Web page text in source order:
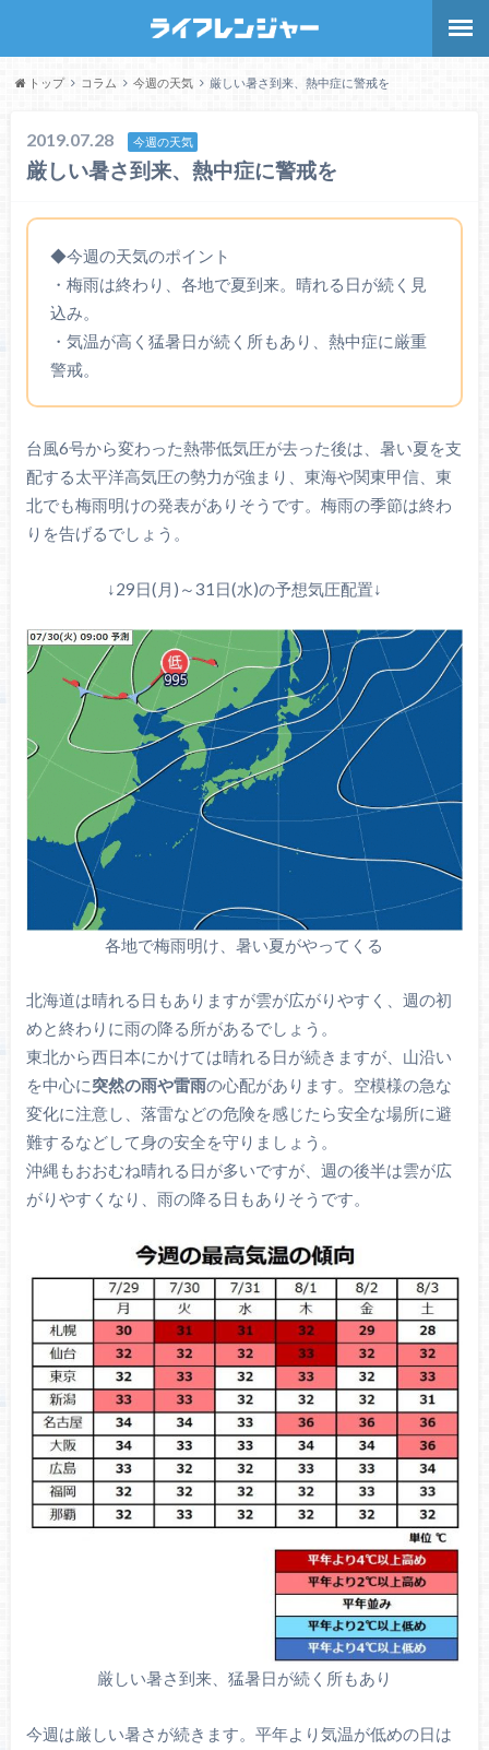
トップ コラム 今週の天気 厳しい暑さ到来、熱中症に警戒を
2019.07.28 今週の天気
厳しい暑さ到来、熱中症に警戒を
◆今週の天気のポイント
・梅雨は終わり、各地で夏到来。晴れる日が続く見
込み。
・気温が高く猛暑日が続く所もあり、熱中症に厳重
警戒。
台風6号から変わった熱帯低気圧が去った後は、暑い夏を支
配する太平洋高気圧の勢力が強まり、東海や関東甲信、東
北でも梅雨明けの発表がありそうです。梅雨の季節は終わ
りを告げるでしょう。
↓29日(月)～31日(水)の予想気圧配置↓
各地で梅雨明け、暑い夏がやってくる
北海道は晴れる日もありますが雲が広がりやすく、週の初
めと終わりに雨の降る所があるでしょう。
東北から西日本にかけては晴れる日が続きますが、山沿い
を中心に突然の雨や雷雨の心配があります。空模様の急な
変化に注意し、落雷などの危険を感じたら安全な場所に避
難するなどして身の安全を守りましょう。
沖縄もおおむね晴れる日が多いですが、週の後半は雲が広
がりやすくなり、雨の降る日もありそうです。
厳しい暑さ到来、猛暑日が続く所もあり
今週は厳しい暑さが続きます。平年より気温が低めの日は